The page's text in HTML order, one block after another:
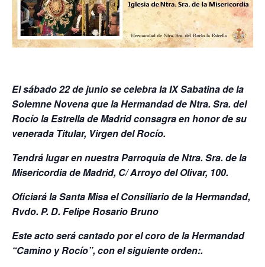
El sábado 22 de junio se celebra la IX Sabatina de la
Solemne Novena que la Hermandad de Ntra. Sra. del
Rocío la Estrella de Madrid consagra en honor de su
venerada Titular, Virgen del Rocío.
Tendrá lugar en nuestra Parroquia de Ntra. Sra. de la
Misericordia de Madrid, C/ Arroyo del Olivar, 100.
Oficiará la Santa Misa el Consiliario de la Hermandad,
Rvdo. P. D. Felipe Rosario Bruno
Este acto será cantado por el coro de la Hermandad
“Camino y Rocío”, con el siguiente orden:.